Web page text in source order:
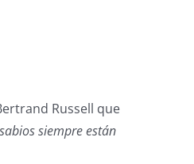
Russell que
siempre están